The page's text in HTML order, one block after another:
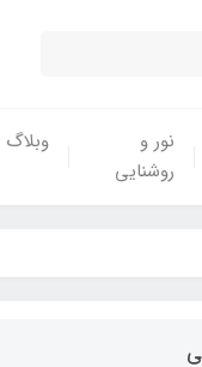
نور و
روشنایی
وبلاگ